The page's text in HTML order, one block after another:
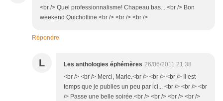
<br /> Quel professionnalisme! Chapeau bas....<br /> Bon
weekend Quichottine.<br /> <br /> <br />
Répondre
L Les anthologies éphémères 26/06/2011 21:38
<br /> <br /> Merci, Marie.<br /> <br /> <br /> Il est
temps que je publies un peu par ici... <br /> <br /> <br
/> Passe une belle soirée.<br /> <br /> <br /> <br />